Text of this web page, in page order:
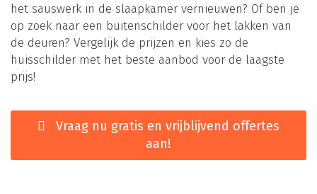
het sauswerk in de slaapkamer vernieuwen? Of ben je
op zoek naar een buitenschilder voor het lakken van
de deuren? Vergelijk de prijzen en kies zo de
huisschilder met het beste aanbod voor de laagste
prijs!
Vraag nu gratis en vrijblijvend offertes
aan!